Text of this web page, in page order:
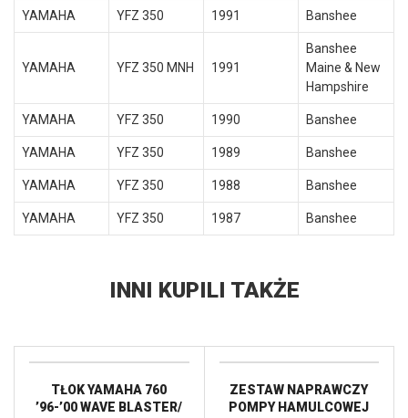
YAMAHA YFZ 350 1991 Banshee
YAMAHA YFZ 350 MNH 1991
Banshee
Maine & New
Hampshire
YAMAHA YFZ 350 1990 Banshee
YAMAHA YFZ 350 1989 Banshee
YAMAHA YFZ 350 1988 Banshee
YAMAHA YFZ 350 1987 Banshee
INNI KUPILI TAKŻE
TŁOK YAMAHA 760
’96-’00 WAVE BLASTER/
ZESTAW NAPRAWCZY
POMPY HAMULCOWEJ